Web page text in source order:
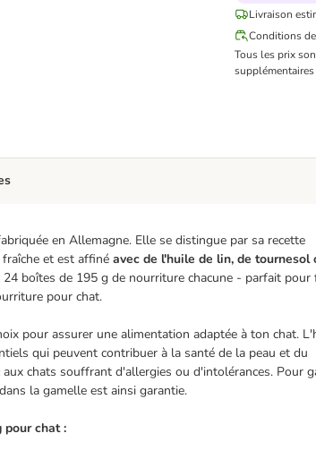
Livraison
Conditions
Tous les prix
en Allemagne. Elle se distingue par sa recette
et est affiné avec de l'huile de lin, de tournesol
boîtes de 195 g de nourriture chacune - parfait pour
pour chat.
pour assurer une alimentation adaptée à ton chat.
qui peuvent contribuer à la santé de la peau et du
chats souffrant d'allergies ou d'intolérances. Pour
la gamelle est ainsi garantie.
pour chat :